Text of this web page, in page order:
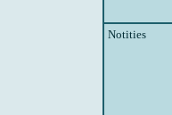
Notities